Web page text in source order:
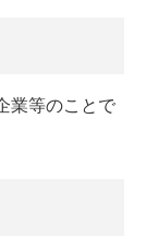
業等のことで